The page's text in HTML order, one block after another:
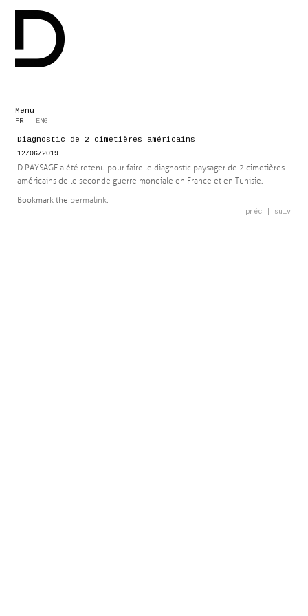
Menu
Skip
content
FR ENG
Diagnostic de 2 cimetières américains
12/06/2019
D PAYSAGE a été retenu pour faire le diagnostic paysager de 2 cimetières
américains de le seconde guerre mondiale en France et en Tunisie.
Bookmark the permalink.
Post
préc suiv